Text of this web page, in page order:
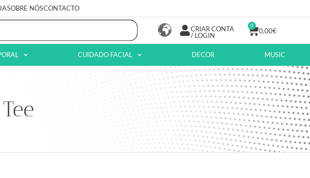
SOBRE NÓSCONTACTO
CRIAR CONTA
/ LOGIN
0,00€
0
CUIDADO FACIAL DECOR MUSIC